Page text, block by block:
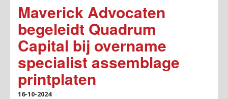
Maverick Advocaten
begeleidt Quadrum
Capital bij overname
specialist assemblage
printplaten
16-10-2024